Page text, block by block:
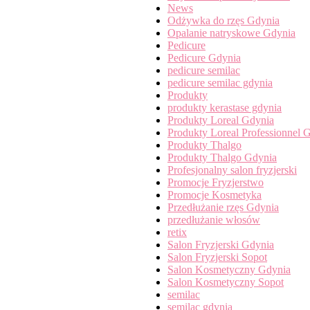
News
Odżywka do rzęs Gdynia
Opalanie natryskowe Gdynia
Pedicure
Pedicure Gdynia
pedicure semilac
pedicure semilac gdynia
Produkty
produkty kerastase gdynia
Produkty Loreal Gdynia
Produkty Loreal Professionnel
Produkty Thalgo
Produkty Thalgo Gdynia
Profesjonalny salon fryzjerski
Promocje Fryzjerstwo
Promocje Kosmetyka
Przedłużanie rzęs Gdynia
przedłużanie włosów
retix
Salon Fryzjerski Gdynia
Salon Fryzjerski Sopot
Salon Kosmetyczny Gdynia
Salon Kosmetyczny Sopot
semilac
semilac gdynia